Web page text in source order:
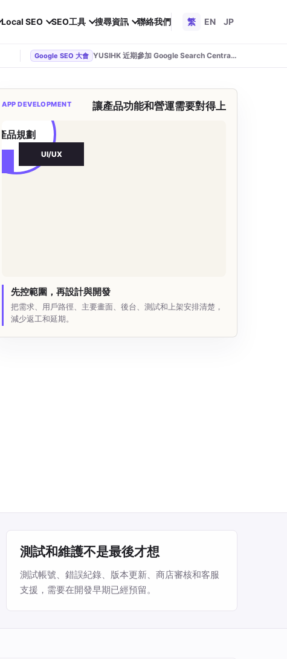
Local SEO SEO工具 搜尋資訊 聯絡我們 繁 EN JP
Google SEO 大會 YUSIHK 近期參加 Google Search Central Live
APP DEVELOPMENT 讓產品功能和營運需要對得上
產品規劃
UI/UX
先控範圍，再設計與開發
把需求、用戶路徑、主要畫面、後台、測試和上架安排清楚，
減少返工和延期。
測試和維護不是最後才想
測試帳號、錯誤紀錄、版本更新、商店審核和客服
支援，需要在開發早期已經預留。